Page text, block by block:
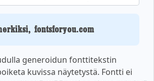
fontsforyou.com
generoidun fonttitekstin
kuvissa näytetystä. Fontti ei